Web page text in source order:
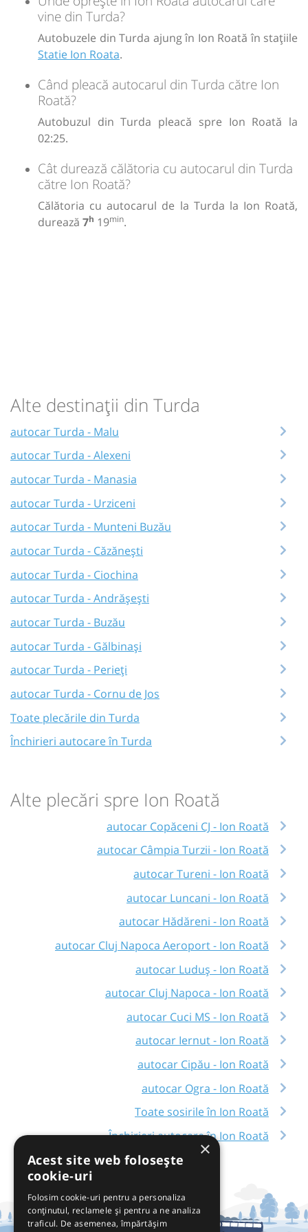
250lei Cumpără
vine din Turda?
Autobuzele din Turda ajung în Ion Roată în stațiile
Statie Ion Roata.
Când pleacă autocarul din Turda către Ion
Roată?
Autobuzul din Turda pleacă spre Ion Roată la
02:25.
Cât durează călătoria cu autocarul din Turda
către Ion Roată?
Călătoria cu autocarul de la Turda la Ion Roată,
durează 7h 19min.
Alte destinații din Turda
autocar Turda - Malu
autocar Turda - Alexeni
autocar Turda - Manasia
autocar Turda - Urziceni
autocar Turda - Munteni Buzău
autocar Turda - Căzănești
autocar Turda - Ciochina
autocar Turda - Andrășești
autocar Turda - Buzău
autocar Turda - Gălbinași
autocar Turda - Perieți
autocar Turda - Cornu de Jos
Toate plecările din Turda
Închirieri autocare în Turda
Alte plecări spre Ion Roată
autocar Copăceni CJ - Ion Roată
autocar Câmpia Turzii - Ion Roată
autocar Tureni - Ion Roată
autocar Luncani - Ion Roată
autocar Hădăreni - Ion Roată
autocar Cluj Napoca Aeroport - Ion Roată
autocar Luduș - Ion Roată
autocar Cluj Napoca - Ion Roată
autocar Cuci MS - Ion Roată
autocar Iernut - Ion Roată
autocar Cipău - Ion Roată
autocar Ogra - Ion Roată
Toate sosirile în Ion Roată
Închirieri autocare în Ion Roată
×
Acest site web folosește
cookie-uri
Folosim cookie-uri pentru a personaliza
conținutul, reclamele și pentru a ne analiza
traficul. De asemenea, împărtășim